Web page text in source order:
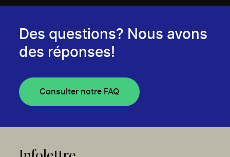
Des questions? Nous avons
des réponses!
Consulter notre FAQ